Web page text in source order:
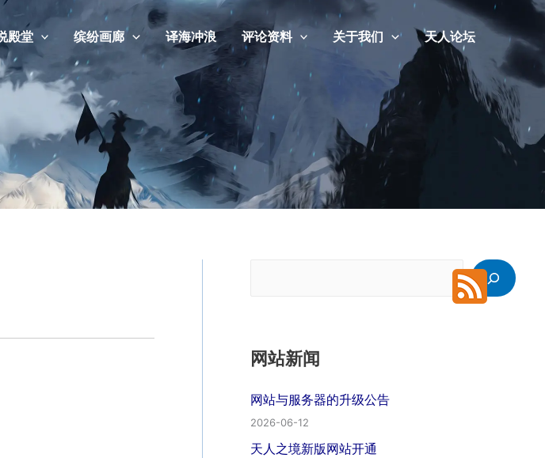
殿堂 缤纷画廊 译海冲浪 评论资料 关于我们 天人论坛
网站新闻
网站与服务器的升级公告
2026-06-12
天人之境新版网站开通